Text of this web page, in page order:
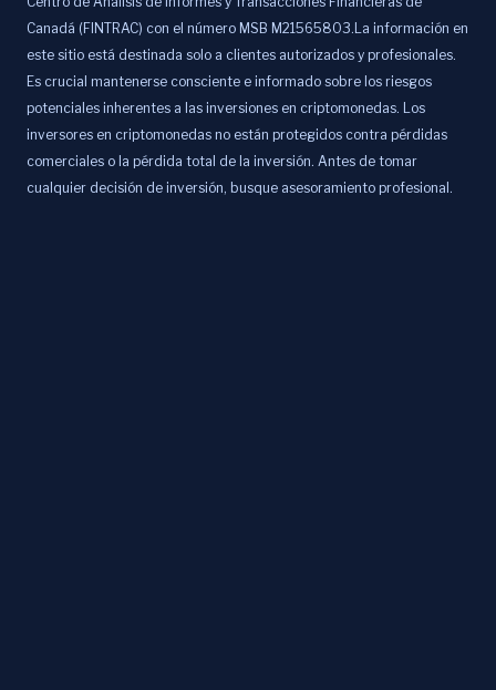
Canadá (FINTRAC) con el número MSB M21565803.La información en
este sitio está destinada solo a clientes autorizados y profesionales.
Es crucial mantenerse consciente e informado sobre los riesgos
potenciales inherentes a las inversiones en criptomonedas. Los
inversores en criptomonedas no están protegidos contra pérdidas
comerciales o la pérdida total de la inversión. Antes de tomar
cualquier decisión de inversión, busque asesoramiento profesional.